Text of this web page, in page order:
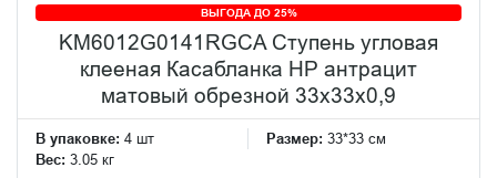
ВЫГОДА ДО 25%
KM6012G0141RGCA Ступень угловая
клееная Касабланка HP антрацит
матовый обрезной 33x33x0,9
В упаковке: 4 шт Размер: 33*33 см
Вес: 3.05 кг